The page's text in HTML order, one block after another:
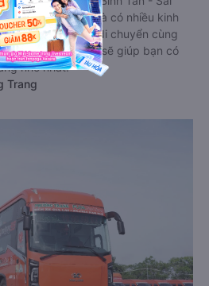
chuyên nghiệp và có nhiều kinh
khách. Lựa chọn di chuyển cùng
Trang chắc hẳn sẽ giúp bạn có
nhớ nhất.
Trang